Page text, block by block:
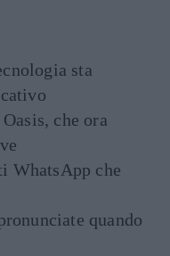
sta
che ora
WhatsApp che
quando